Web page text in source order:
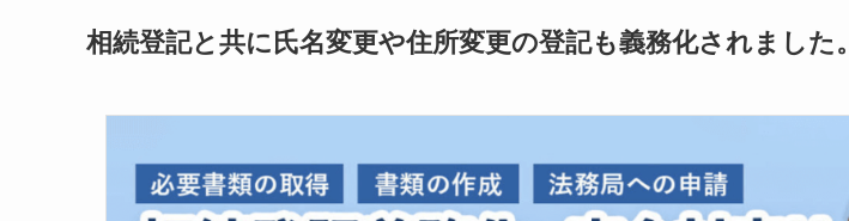
相続登記と共に氏名変更や住所変更の登記も義務化されました。